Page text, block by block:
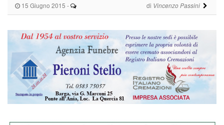
15 Giugno 2015 - di Vincenzo Passini